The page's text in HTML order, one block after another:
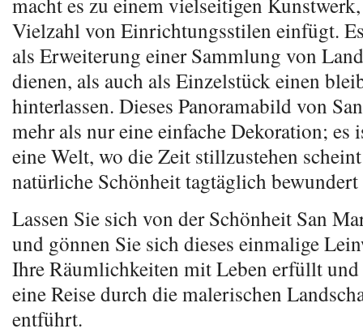
Vielzahl von Einrichtungsstilen einfügt.
als Erweiterung einer Sammlung von
dienen, als auch als Einzelstück einen
hinterlassen. Dieses Panoramabild von
mehr als nur eine einfache Dekoration; es
eine Welt, wo die Zeit stillzustehen
natürliche Schönheit tagtäglich
Lassen Sie sich von der Schönheit San
und gönnen Sie sich dieses einmalige
Ihre Räumlichkeiten mit Leben erfüllt
eine Reise durch die malerischen
entführt.